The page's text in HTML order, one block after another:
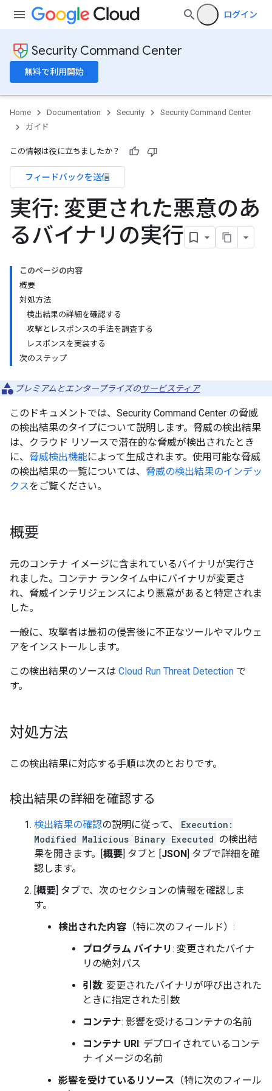
ログイン
Security Command Center
無料で利用開始
Home Documentation Security
Security Command Center
ガイド
この情報は役に立ちましたか？
フィードバックを送信
実行: 変更された悪意のあ
るバイナリの実行
このページの内容
概要
対処方法
検出結果の詳細を確認する
攻撃とレスポンスの手法を調査する
レスポンスを実装する
次のステップ
プレミアムとエンタープライズのサービスティア
このドキュメントでは、Security Command Center の脅威
の検出結果のタイプについて説明します。脅威の検出結果
は、クラウド リソースで潜在的な脅威が検出されたとき
に、 脅威検出機能によって生成されます。使用可能な脅威
の検出結果の一覧については、 脅威の検出結果のインデッ
クスをご覧ください。
概要
元のコンテナ イメージに含まれているバイナリが実行さ
れました。コンテナ ランタイム中にバイナリが変更さ
れ、脅威インテリジェンスにより悪意があると特定されま
した。
一般に、攻撃者は最初の侵害後に不正なツールやマルウェ
アをインストールします。
この検出結果のソースは Cloud Run Threat Detection で
す。
対処方法
この検出結果に対応する手順は次のとおりです。
検出結果の詳細を確認する
検出結果の確認の説明に従って、
Execution:
Modified Malicious Binary Executed の検出結
果を開きます。[概要] タブと [JSON] タブで詳細を確
認します。
[概要] タブで、次のセクションの情報を確認しま
す。
検出された内容 （特に次のフィールド）:
プログラム バイナリ: 変更されたバイナ
リの絶対パス
引数: 変更されたバイナリが呼び出された
ときに指定された引数
コンテナ: 影響を受けるコンテナの名前
コンテナ URI: デプロイされているコンテ
ナ イメージの名前
影響を受けているリソース （特に次のフィール